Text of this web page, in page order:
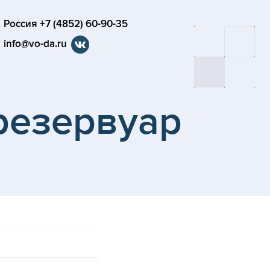
Россия +7 (4852) 60-90-35
info@vo-da.ru